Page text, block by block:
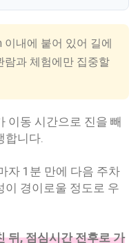
이내에 붙어 있어 길에
람과 체험에만 집중할
이동 시간으로 진을 빼
합니다.
자 1분 만에 다음 주차
이 경이로울 정도로 우
뒤, 점심시간 전후로 가